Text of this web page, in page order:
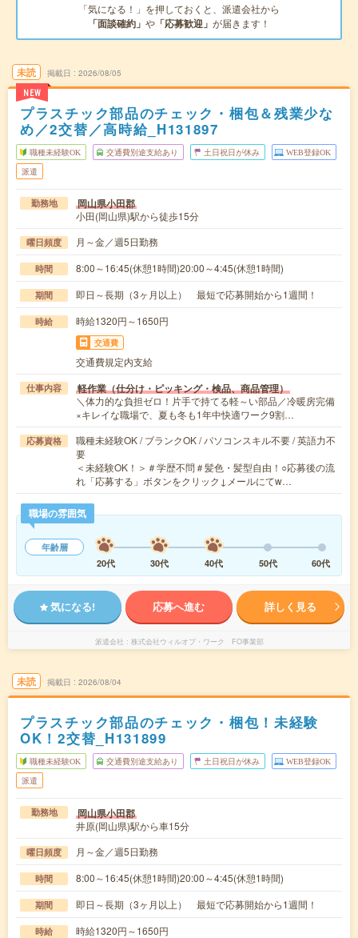
「気になる！」を押しておくと、派遣会社から
「面談確約」 や 「応募歓迎」 が届きます！
未読
NEW
掲載日 2026/08/05
プラスチック部品のチェック・梱包＆残業少な
め／2交替／高時給_H131897
職種未経験OK 交通費別途支給あり 土日祝日が休み WEB登録OK
派遣
勤務地 岡山県小田郡
小田(岡山県)駅から徒歩15分
曜日頻度 月～金／週5日勤務
時間 8:00～16:45(休憩1時間)20:00～4:45(休憩1時間)
期間 即日～長期（3ヶ月以上） 最短で応募開始から1週間！
時給 時給1320円～1650円
交通費
交通費規定内支給
仕事内容 軽作業（仕分け・ピッキング・検品、商品管理）
＼体力的な負担ゼロ！片手で持てる軽～い部品／冷暖房完備
×キレイな職場で、夏も冬も1年中快適ワーク9割…
応募資格
職種未経験OK / ブランクOK / パソコンスキル不要 / 英語力不
要
＜未経験OK！＞＃学歴不問＃髪色・髪型自由！○応募後の流
れ「応募する」ボタンをクリック↓メールにてw…
職場の雰囲気
年齢層
20代
30代 40代 50代 60代
気になる! 応募へ進む 詳しく見る
派遣会社 株式会社ウィルオブ・ワーク FO事業部
未読 掲載日 2026/08/04
プラスチック部品のチェック・梱包！未経験
OK！2交替_H131899
職種未経験OK 交通費別途支給あり 土日祝日が休み WEB登録OK
派遣
勤務地 岡山県小田郡
井原(岡山県)駅から車15分
曜日頻度 月～金／週5日勤務
時間 8:00～16:45(休憩1時間)20:00～4:45(休憩1時間)
期間 即日～長期（3ヶ月以上） 最短で応募開始から1週間！
時給 時給1320円～1650円